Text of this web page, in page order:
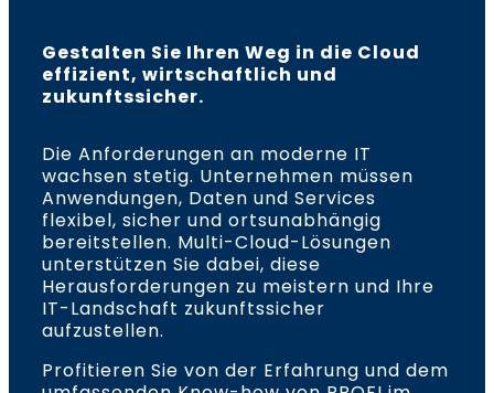
Gestalten Sie Ihren Weg in die Cloud
effizient, wirtschaftlich und
zukunftssicher.
Die Anforderungen an moderne IT
wachsen stetig. Unternehmen müssen
Anwendungen, Daten und Services
flexibel, sicher und ortsunabhängig
bereitstellen. Multi-Cloud-Lösungen
unterstützen Sie dabei, diese
Herausforderungen zu meistern und Ihre
IT-Landschaft zukunftssicher
aufzustellen.
Profitieren Sie von der Erfahrung und dem